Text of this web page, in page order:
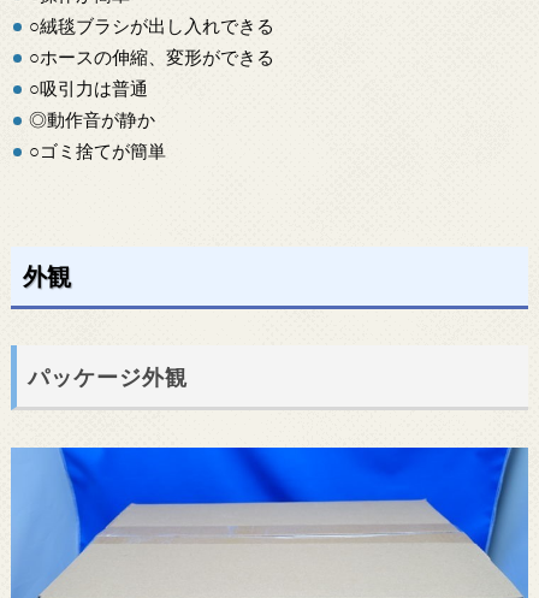
○絨毯ブラシが出し入れできる
○ホースの伸縮、変形ができる
○吸引力は普通
◎動作音が静か
○ゴミ捨てが簡単
外観
パッケージ外観